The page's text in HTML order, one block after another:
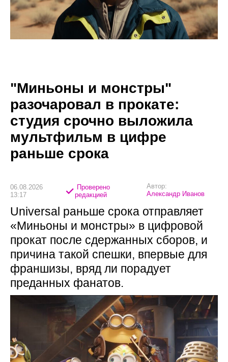
"Миньоны и монстры"
разочаровал в прокате:
студия срочно выложила
мультфильм в цифре
раньше срока
06.08.2026
13:17
Проверено
редакцией
Автор:
Александр Иванов
Universal раньше срока отправляет
«Миньоны и монстры» в цифровой
прокат после сдержанных сборов, и
причина такой спешки, впервые для
франшизы, вряд ли порадует
преданных фанатов.